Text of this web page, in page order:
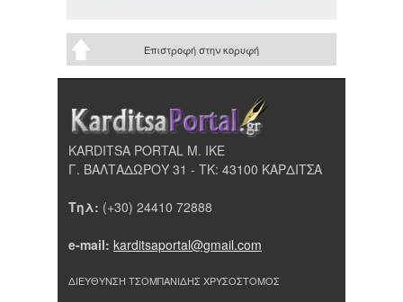
Επιστροφή στην κορυφή
KARDITSA PORTAL Μ. ΙΚΕ
Γ. ΒΑΛΤΑΔΩΡΟΥ 31 - ΤΚ: 43100 ΚΑΡΔΙΤΣΑ
Τηλ: (+30) 24410 72888
e-mail: karditsaportal@gmail.com
ΔΙΕΥΘΥΝΣΗ ΤΣΟΜΠΑΝΙΔΗΣ ΧΡΥΣΟΣΤΟΜΟΣ